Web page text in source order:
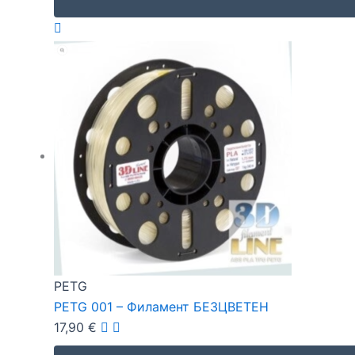
PETG
PETG 001 – Филамент БЕЗЦВЕТЕН
17,90 €